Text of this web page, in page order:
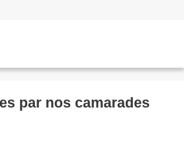
par nos camarades